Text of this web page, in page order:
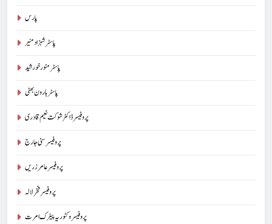
پارس
پاسٹر شہزاد منیر
پاسٹر منور خورشید
پاسٹر ہارون بھٹی
پروفیسر ڈاکٹر شوکت نعیم قادری
پروفیسر سنی جارج
پروفیسر عامر زریں
پروفیسر فخر لالہ
پروفیسر وکٹوریہ پیٹرک امرت